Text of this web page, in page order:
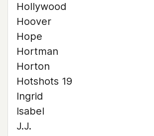
Hollywood
Hoover
Hope
Hortman
Horton
Hotshots 19
Ingrid
Isabel
J.J.